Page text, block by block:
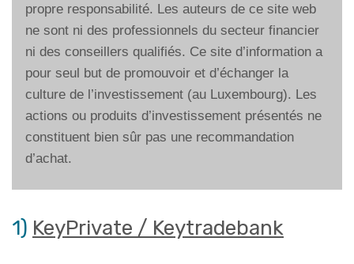
propre responsabilité. Les auteurs de ce site web
ne sont ni des professionnels du secteur financier
ni des conseillers qualifiés. Ce site d’information a
pour seul but de promouvoir et d’échanger la
culture de l’investissement (au Luxembourg). Les
actions ou produits d’investissement présentés ne
constituent bien sûr pas une recommandation
d’achat.
1) KeyPrivate / Keytradebank